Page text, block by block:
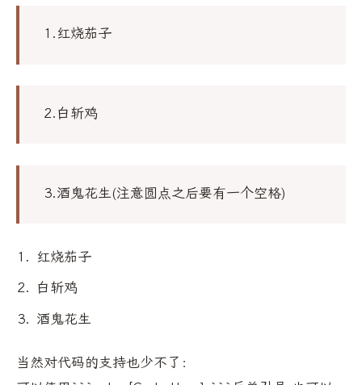
1.红烧茄子
2.白斩鸡
3.酒鬼花生(注意圆点之后要有一个空格)
红烧茄子
白斩鸡
酒鬼花生
当然对代码的支持也少不了：